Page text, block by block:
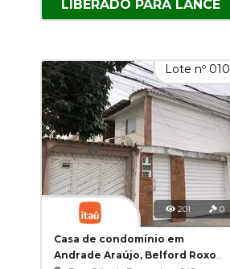
LIBERADO PARA LANCE
Lote nº 010
201 0
Casa de condomínio em
Andrade Araújo, Belford Roxo